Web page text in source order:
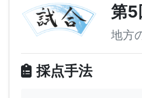
第5
地方
採点手法